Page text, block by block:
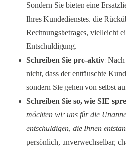
Sondern Sie bieten eine
Ihres Kundedienstes, die
Rechnungsbetrages, vielleicht
Entschuldigung.
Schreiben Sie pro-aktiv:
nicht, dass der enttäuschte
sondern Sie gehen von selbst
Schreiben Sie so, wie SIE
möchten wir uns für die
entschuldigen, die Ihnen
persönlich, unverwechselbar,